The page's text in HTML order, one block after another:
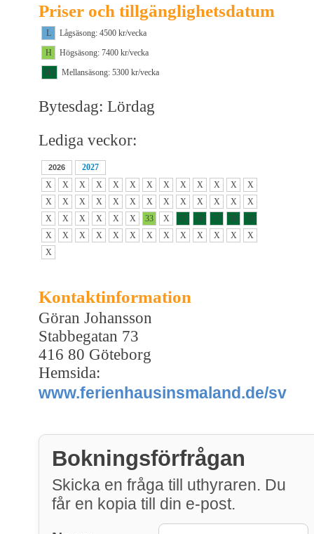
Priser och tillgänglighetsdatum
L
Lågsäsong: 4500 kr/vecka
H
Högsäsong: 7400 kr/vecka
M1
Mellansäsong: 5300 kr/vecka
Bytesdag: Lördag
Lediga veckor:
2026
2027
X
X X X X X X X X X X X
X
X
X X X X X X X X X X X
X
X
X X X X X 33 X 35 36 37 38
39
X
X X X X X X X X X X X
X
X
Kontaktinformation
Göran Johansson
Stabbegatan 73
416 80 Göteborg
Hemsida:
www.ferienhausinsmaland.de/sv
Bokningsförfrågan
Skicka en fråga till uthyraren. Du
får en kopia till din e-post.